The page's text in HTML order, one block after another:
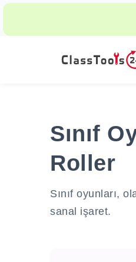
Sınıf
Roller
Sınıf oyunları,
sanal işaret.